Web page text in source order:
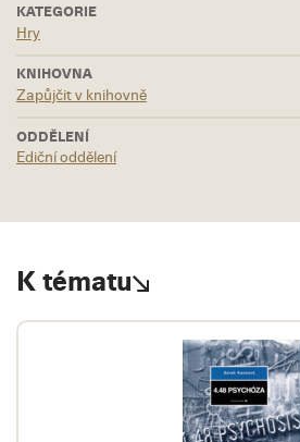
KATEGORIE
Hry
KNIHOVNA
Zapůjčit v knihovně
ODDĚLENÍ
Ediční oddělení
K tématu